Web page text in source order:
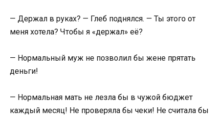
— Держал в руках? — Глеб поднялся. — Ты этого от
меня хотела? Чтобы я «держал» её?
— Нормальный муж не позволил бы жене прятать
деньги!
— Нормальная мать не лезла бы в чужой бюджет
каждый месяц! Не проверяла бы чеки! Не считала бы